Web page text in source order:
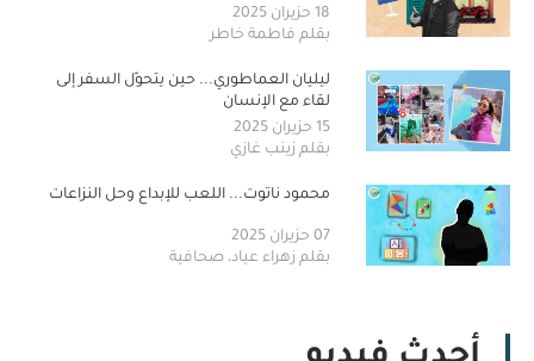
18 حزيران 2025
بقلم فاطمة خاطر
ليليان العماطوري... حين يتحوّل السفر إلى
لقاء مع الإنسان
15 حزيران 2025
بقلم زينب غازي
محمود ناتوت... اللعب للإبداع وحل النزاعات
07 حزيران 2025
بقلم زهراء عياد، صحافية